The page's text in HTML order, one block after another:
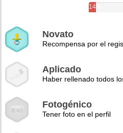
14%
Novato
Recompensa por el
Aplicado
Haber rellenado todos
Fotogénico
Tener foto en el perfil